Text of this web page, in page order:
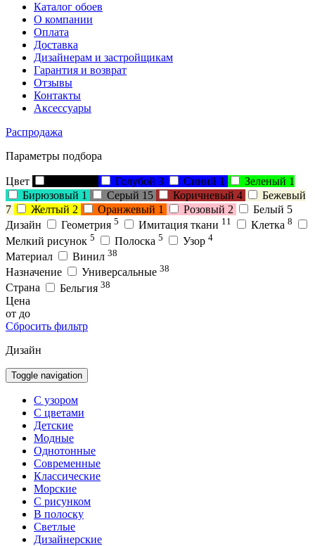
Каталог обоев
О компании
Оплата
Доставка
Дизайнерам и застройщикам
Гарантия и возврат
Отзывы
Контакты
Аксессуары
Распродажа
Параметры подбора
Цвет Голубой 3 Синий 1 Зеленый 1
Бирюзовый 1 Серый 15 Коричневый 4
Бежевый
7
Желтый 2 Оранжевый 1 Розовый 2 Белый 5
Дизайн
Геометрия 5 Имитация ткани 11 Клетка 8
Мелкий рисунок 5 Полоска 5 Узор 4
Материал Винил 38
Назначение Универсальные 38
Страна Бельгия 38
Цена
от до
Сбросить фильтр
Дизайн
Toggle navigation
С узором
С цветами
Детские
Модные
Однотонные
Современные
Классические
Морские
С рисунком
В полоску
Светлые
Дизайнерские